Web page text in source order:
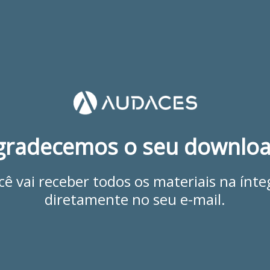
o seu
vai receber todos os materiais na
diretamente no seu e-mail.